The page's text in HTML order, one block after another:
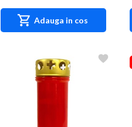
Adauga in cos